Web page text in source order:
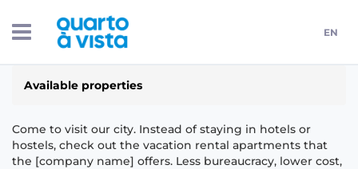
EN
Available properties
Come to visit our city. Instead of staying in hotels or
hostels, check out the vacation rental apartments that
the [company name] offers. Less bureaucracy, lower cost,